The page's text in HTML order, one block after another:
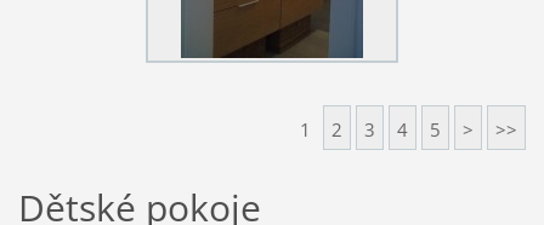
1 2 3 4 5 > >>
Dětské pokoje